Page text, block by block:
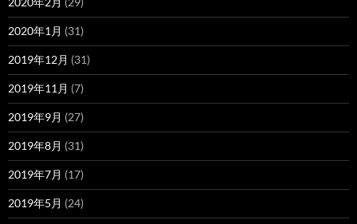
2020年1月 (31)
2019年12月 (31)
2019年11月 (7)
2019年9月 (27)
2019年8月 (31)
2019年7月 (17)
2019年5月 (24)